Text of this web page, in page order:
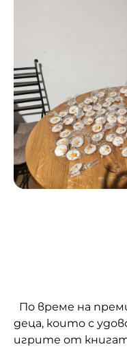
По време на
деца, които с
игрите от